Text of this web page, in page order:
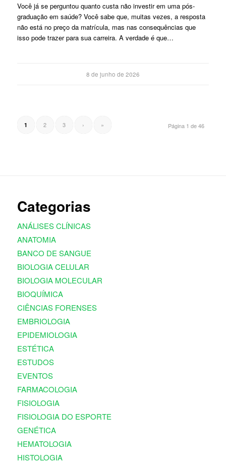
Você já se perguntou quanto custa não investir em uma pós-
graduação em saúde? Você sabe que, muitas vezes, a resposta
não está no preço da matrícula, mas nas consequências que
isso pode trazer para sua carreira. A verdade é que…
8 de junho de 2026
Página 1 de 46
1 2 3 › »
Categorias
ANÁLISES CLÍNICAS
ANATOMIA
BANCO DE SANGUE
BIOLOGIA CELULAR
BIOLOGIA MOLECULAR
BIOQUÍMICA
CIÊNCIAS FORENSES
EMBRIOLOGIA
EPIDEMIOLOGIA
ESTÉTICA
ESTUDOS
EVENTOS
FARMACOLOGIA
FISIOLOGIA
FISIOLOGIA DO ESPORTE
GENÉTICA
HEMATOLOGIA
HISTOLOGIA